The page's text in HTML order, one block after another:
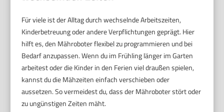
Für viele ist der Alltag durch wechselnde Arbeitszeiten,
Kinderbetreuung oder andere Verpflichtungen geprägt. Hier
hilft es, den Mähroboter flexibel zu programmieren und bei
Bedarf anzupassen. Wenn du im Frühling länger im Garten
arbeitest oder die Kinder in den Ferien viel draußen spielen,
kannst du die Mähzeiten einfach verschieben oder
aussetzen. So vermeidest du, dass der Mähroboter stört oder
zu ungünstigen Zeiten mäht.